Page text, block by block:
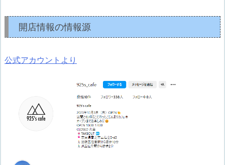
開店情報の情報源
公式アカウントより